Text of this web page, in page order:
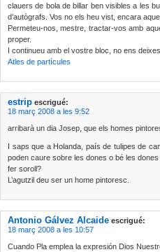
clauers de bola de billar ben visibles a les
d’autògrafs. Vos no els heu vist, encara
Permeteu-nos, mestre, tractar-vos amb
proper.
I continueu amb el vostre bloc, no ens
Atles de partícules
estrip escrigué:
18 març 2008 a les 9:52
arribarà un dia Josep, que els homes
I saps que a Holanda, país de tulipes de
poden caure sobre les dones o bé les
fer soroll?
L’agutzil deu ser un home pintoresc.
Antonio Gálvez Alcaide escrigué:
18 març 2008 a les 10:57
Cuando Pla emplea la expresión Dios